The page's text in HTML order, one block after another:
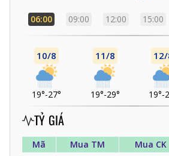
06:00 09:00 12:00 15:00
10/8
19°-27°
11/8
19°-29° 19°-
TỶ GIÁ
Mã Mua TM Mua CK